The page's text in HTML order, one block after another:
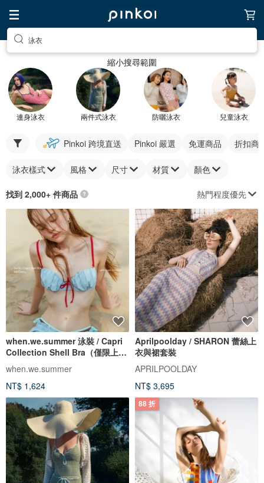
泳衣
縮小搜尋範圍
連身泳衣 兩件式泳衣 防曬泳衣 兒童泳衣
Pinkoi 跨境直送 Pinkoi 嚴選 免運商品 折扣商
泳衣樣式 風格 尺寸 材質 顏色
找到 2,000+ 件商品 熱門程度優先
when.we.summer 泳裝 / Capri
Collection Shell Bra（僅限上
衣）
when.we.summer
NT$ 1,624
Aprilpoolday / SHARON 蕾絲上
衣與裙套裝
APRILPOOLDAY
NT$ 3,695
88 折